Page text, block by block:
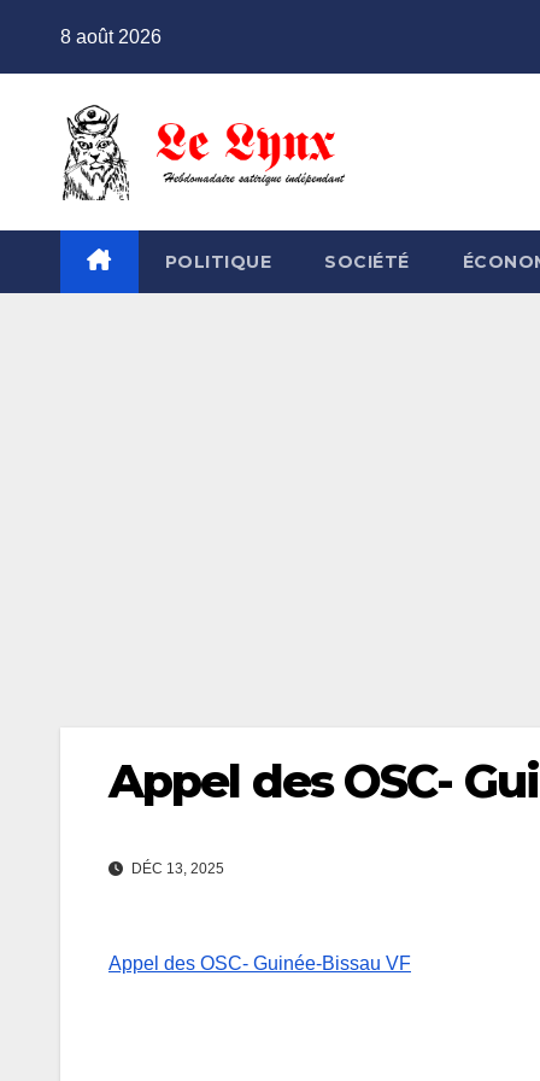
8 août 2026
POLITIQUE SOCIÉTÉ
Appel des OSC-
DÉC 13, 2025
Appel des OSC- Guinée-Bissau VF